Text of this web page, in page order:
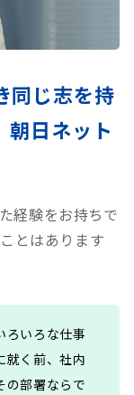
同じ志を持
朝日ネット
経験をお持ちで
とはあります
ろいろな仕事
就く前、社内
の部署ならで